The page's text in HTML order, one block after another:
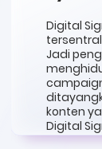
Digital
Jadi
konten
Digital